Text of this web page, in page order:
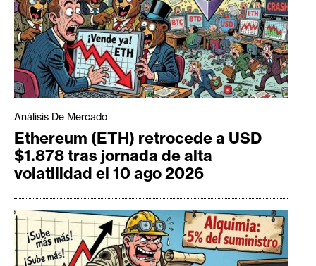
Análisis De Mercado
Ethereum (ETH) retrocede a USD
$1.878 tras jornada de alta
volatilidad el 10 ago 2026